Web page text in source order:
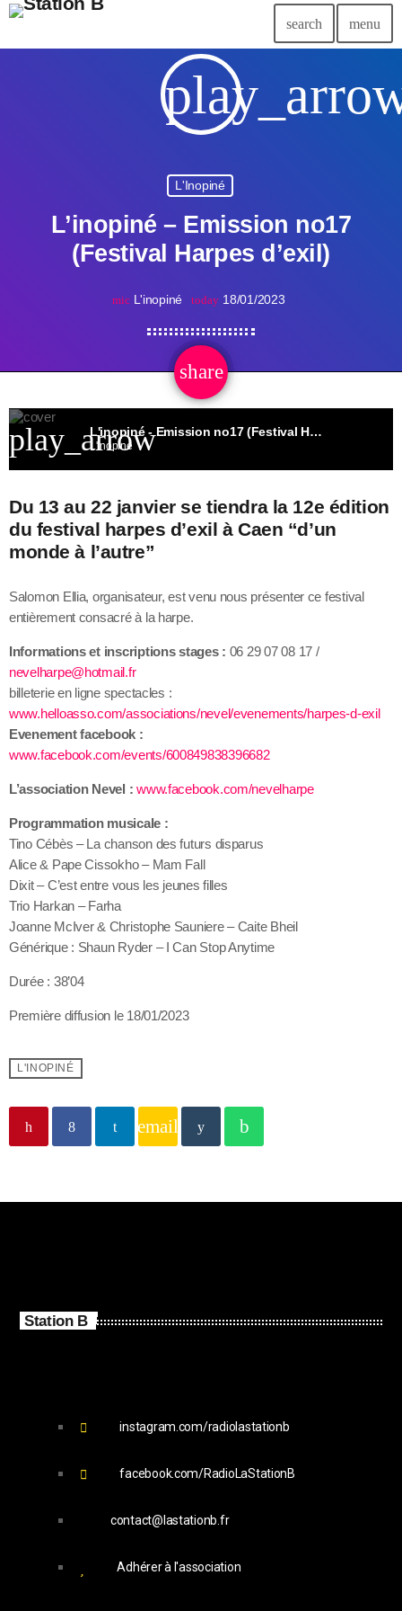
search menu
L'Inopiné
L’inopiné – Emission no17
(Festival Harpes d’exil)
mic L'inopiné today 18/01/2023
share
email
play_arrow L'inopiné - Emission no17 (Festival Harpes d'exil)
L'inopiné
Du 13 au 22 janvier se tiendra la 12e édition
du festival harpes d’exil à Caen “d’un
monde à l’autre”
Salomon Ellia, organisateur, est venu nous présenter ce festival
entièrement consacré à la harpe.
Informations et inscriptions stages : 06 29 07 08 17 /
nevelharpe@hotmail.fr
billeterie en ligne spectacles :
www.helloasso.com/associations/nevel/evenements/harpes-d-exil
Evenement facebook :
www.facebook.com/events/600849838396682
L’association Nevel : www.facebook.com/nevelharpe
Programmation musicale :
Tino Cébès – La chanson des futurs disparus
Alice & Pape Cissokho – Mam Fall
Dixit – C’est entre vous les jeunes filles
Trio Harkan – Farha
Joanne McIver & Christophe Sauniere – Caite Bheil
Générique : Shaun Ryder – I Can Stop Anytime
Durée : 38’04
Première diffusion le 18/01/2023
L'INOPINÉ
email
Station B
instagram.com/radiolastationb
facebook.com/RadioLaStationB
contact@lastationb.fr
Adhérer à l'association